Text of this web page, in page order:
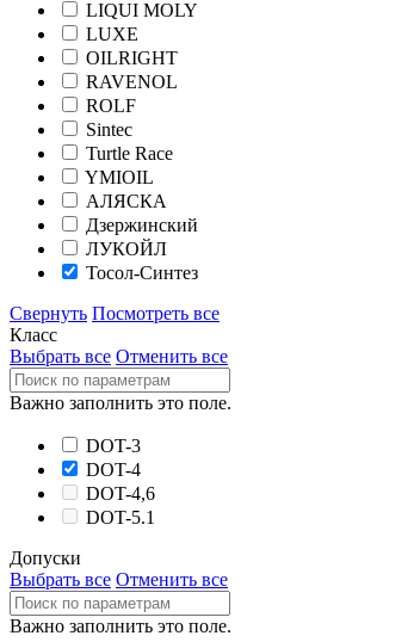
LIQUI MOLY
LUXE
OILRIGHT
RAVENOL
ROLF
Sintec
Turtle Race
YMIOIL
АЛЯСКА
Дзержинский
ЛУКОЙЛ
Тосол-Синтез
Свернуть Посмотреть все
Класс
Выбрать все Отменить все
Важно заполнить это поле.
DOT-3
DOT-4
DOT-4,6
DOT-5.1
Допуски
Выбрать все Отменить все
Важно заполнить это поле.